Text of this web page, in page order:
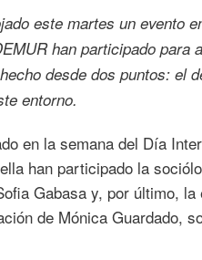
este martes un evento
han participado para
desde dos puntos: el
entorno.
en la semana del Día
han participado la
Gabasa y, por último,
de Mónica Guardado,